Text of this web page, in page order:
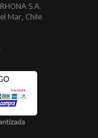
S.A.
Mar, Chile.